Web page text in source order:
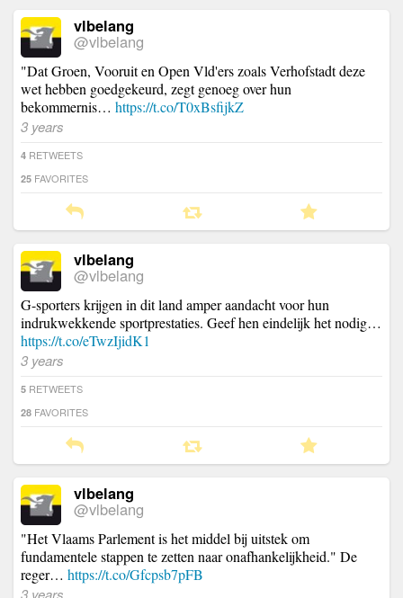
vlbelang
@vlbelang
"Dat Groen, Vooruit en Open Vld'ers zoals Verhofstadt deze
wet hebben goedgekeurd, zegt genoeg over hun
bekommernis… https://t.co/T0xBsfijkZ
3 years
4 RETWEETS
25 FAVORITES
vlbelang
@vlbelang
G-sporters krijgen in dit land amper aandacht voor hun
indrukwekkende sportprestaties. Geef hen eindelijk het nodig…
https://t.co/eTwzIjidK1
3 years
5 RETWEETS
28 FAVORITES
vlbelang
@vlbelang
"Het Vlaams Parlement is het middel bij uitstek om
fundamentele stappen te zetten naar onafhankelijkheid." De
reger… https://t.co/Gfcpsb7pFB
3 years